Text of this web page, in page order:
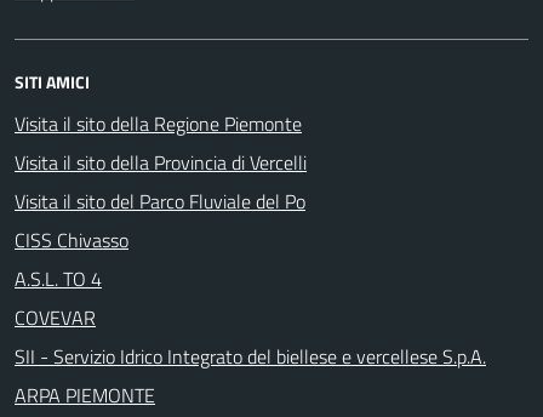
SITI AMICI
Visita il sito della Regione Piemonte
Visita il sito della Provincia di Vercelli
Visita il sito del Parco Fluviale del Po
CISS Chivasso
A.S.L. TO 4
COVEVAR
SII - Servizio Idrico Integrato del biellese e vercellese S.p.A.
ARPA PIEMONTE